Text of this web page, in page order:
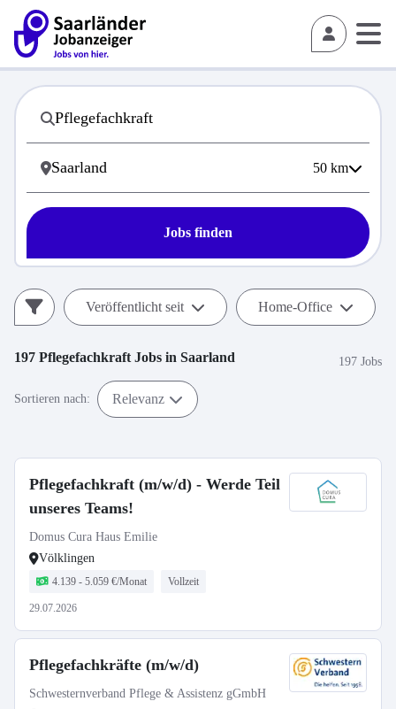
50 km
Jobs finden
Veröffentlicht seit Home-Office
197 Pflegefachkraft Jobs in Saarland 197 Jobs
Sortieren nach: Relevanz
Pflegefachkraft (m/w/d) - Werde Teil
unseres Teams!
Domus Cura Haus Emilie
Völklingen
4.139 - 5.059 €/Monat Vollzeit
29.07.2026
Pflegefachkräfte (m/w/d)
Schwesternverband Pflege & Assistenz gGmbH